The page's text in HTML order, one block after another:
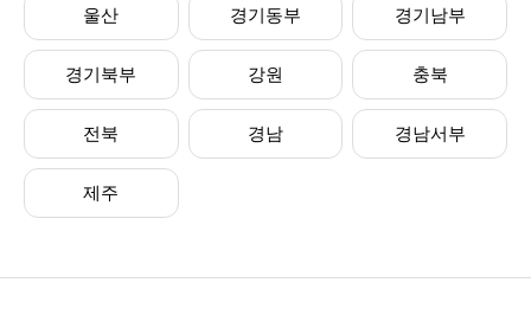
울산 경기동부 경기남부
경기북부 강원 충북
전북 경남 경남서부
제주